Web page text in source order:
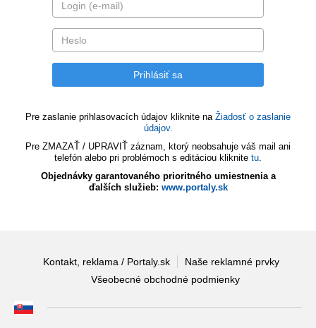
Pre zaslanie prihlasovacích údajov kliknite na Žiadosť o zaslanie
údajov.
Pre ZMAZAŤ / UPRAVIŤ záznam, ktorý neobsahuje váš mail ani
telefón alebo pri problémoch s editáciou kliknite tu.
Objednávky garantovaného prioritného umiestnenia a
ďalších služieb: www.portaly.sk
Kontakt, reklama / Portaly.sk
Naše reklamné prvky
Všeobecné obchodné podmienky